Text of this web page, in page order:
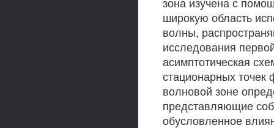
зона изучена с
широкую область
волны,
исследования
асимптотическая
стационарных точек
волновой зоне
представляющие
обусловленное